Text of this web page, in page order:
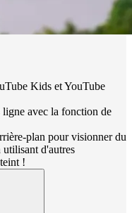
Kids et YouTube
avec la fonction de
plan pour visionner du
d'autres
!